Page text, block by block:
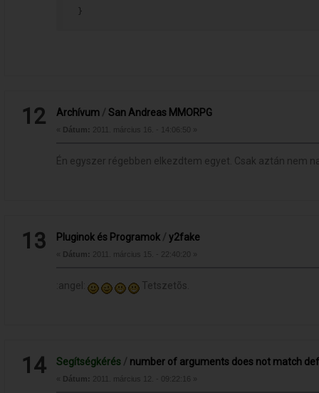
}
12 Archívum /San Andreas MMORPG
« Dátum: 2011. március 16. - 14:06:50 »
Én egyszer régebben elkezdtem egyet. Csak aztán nem
13 Pluginok és Programok /y2fake
« Dátum: 2011. március 15. - 22:40:20 »
:angel: Tetszetõs.
14 Segítségkérés / number of arguments does not match
« Dátum: 2011. március 12. - 09:22:16 »